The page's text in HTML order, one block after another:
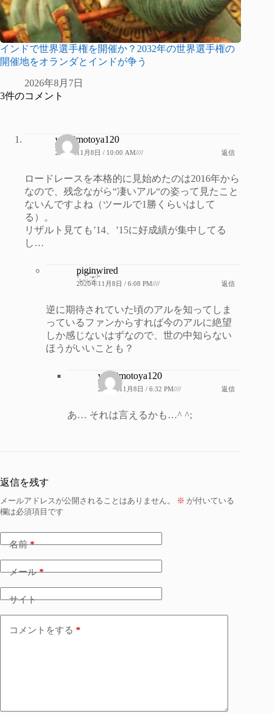
インドで世界選手権を開催か？2032年の世界選手権の
開催地をオランダとインドが争う
2026年8月7日
3件のコメント
yoshimotoya120
2020年11月8日 / 10:00 AM//// 返信
ロードレースを本格的に見始めたのは2016年から
なので、残念ながら“凄いアル“の姿って見たこと
ないんですよね（ツールで1勝くらいはして
る）。
リザルト見ても’14、’15に好成績が集中してる
し…
piginwired
2020年11月8日 / 6:08 PM//// 返信
逆に期待されていた頃のアルを知ってしま
っているファンからすれば今のアルに絶望
しか感じないはずなので、世の中知らない
ほうがいいことも？
yoshimotoya120
2020年11月8日 / 6:32 PM//// 返信
あ… それは言えるかも…^ ^;
返信を残す
メールアドレスが公開されることはありません。 ※ が付いている
欄は必須項目です
名前*
メール*
サイト
コメントをする *